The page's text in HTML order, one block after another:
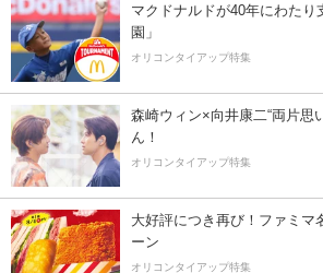
マクドナルドが40年にわたり
園」
オリコンタイアップ特集
森崎ウィン×向井康二“両片思
ん！
オリコンタイアップ特集
大好評につき再び！ファミマ
ーン
オリコンタイアップ特集